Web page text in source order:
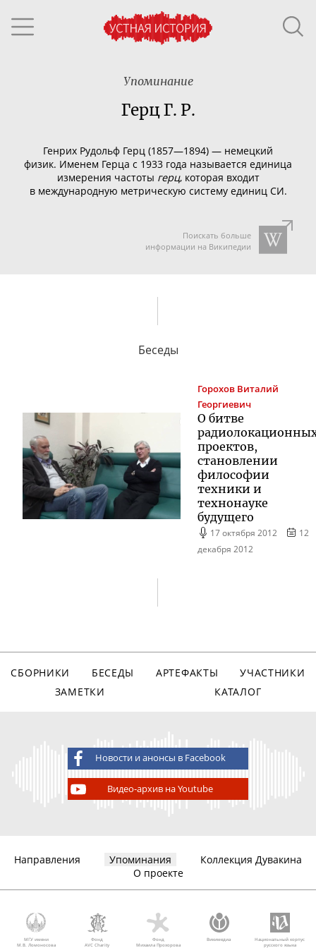
Упоминание
Герц Г. Р.
Генрих Рудольф Герц (1857—1894) — немецкий
физик. Именем Герца с 1933 года называется единица
измерения частоты герц, которая входит
в международную метрическую систему единиц СИ.
Поискать больше
информации на Википедии
Беседы
Горохов Виталий
Георгиевич
О битве
проектов,
становлении
философии
техники и
технонауке
будущего
17 октября 2012
12
декабря 2012
СБОРНИКИ БЕСЕДЫ АРТЕФАКТЫ
УЧАСТНИКИ
ЗАМЕТКИ
КАТАЛОГ
Новости и анонсы в Facebook
Видео-архив на Youtube
Направления Упоминания
Коллекция Дувакина
О проекте
МГУ имени
М.В. Ломоносова
Фонд
AVC Charity
Фонд
Михаила Прохорова
Викимедиа
Национальный корпус
русского языка